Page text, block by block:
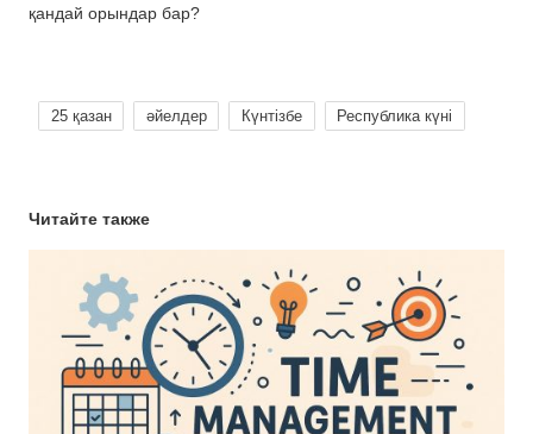
қандай орындар бар?
25 қазан әйелдер Күнтізбе Республика күні
Читайте также